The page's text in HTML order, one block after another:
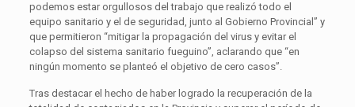
podemos estar orgullosos del trabajo que realizó todo el
equipo sanitario y el de seguridad, junto al Gobierno Provincial” y
que permitieron “mitigar la propagación del virus y evitar el
colapso del sistema sanitario fueguino”, aclarando que “en
ningún momento se planteó el objetivo de cero casos”.
Tras destacar el hecho de haber logrado la recuperación de la